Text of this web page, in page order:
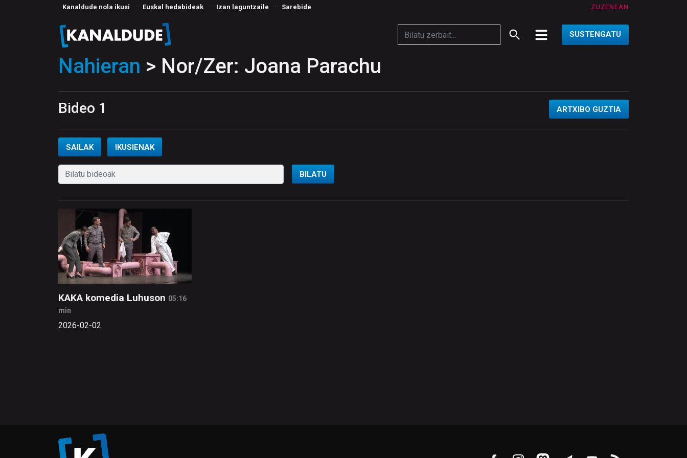
Kanaldude nola ikusi · Euskal hedabideak · Izan laguntzaile · Sarebide ZUZENEAN
SUSTENGATU
Nahieran > Nor/Zer: Joana Parachu
Bideo 1 ARTXIBO GUZTIA
SAILAK IKUSIENAK
BILATU
KAKA komedia Luhuson 05:16
min
2026-02-02